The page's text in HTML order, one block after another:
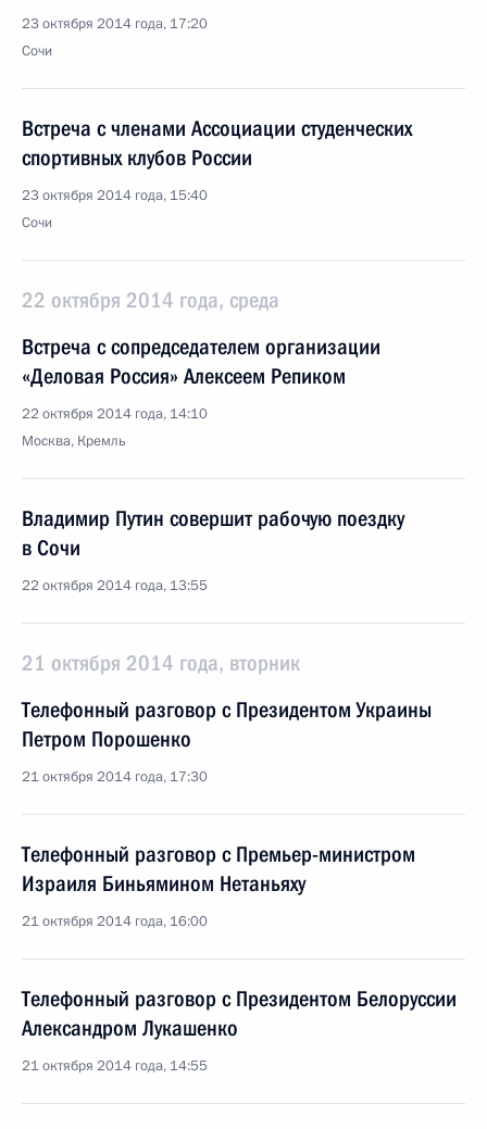
23 октября 2014 года, 17:20
Сочи
Встреча с членами Ассоциации студенческих
спортивных клубов России
23 октября 2014 года, 15:40
Сочи
22 октября 2014 года, среда
Встреча с сопредседателем организации
«Деловая Россия» Алексеем Репиком
22 октября 2014 года, 14:10
Москва, Кремль
Владимир Путин совершит рабочую поездку
в Сочи
22 октября 2014 года, 13:55
21 октября 2014 года, вторник
Телефонный разговор с Президентом Украины
Петром Порошенко
21 октября 2014 года, 17:30
Телефонный разговор с Премьер-министром
Израиля Биньямином Нетаньяху
21 октября 2014 года, 16:00
Телефонный разговор с Президентом Белоруссии
Александром Лукашенко
21 октября 2014 года, 14:55